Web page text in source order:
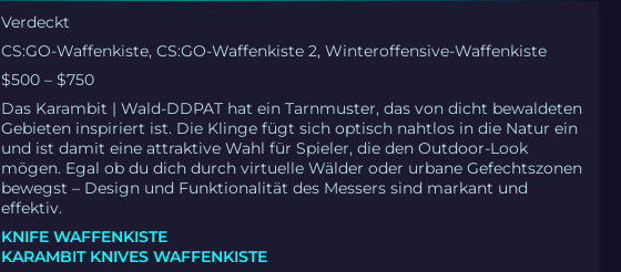
Verdeckt
CS:GO-Waffenkiste, CS:GO-Waffenkiste 2, Winteroffensive-Waffenkiste
$500 – $750
Das Karambit | Wald-DDPAT hat ein Tarnmuster, das von dicht bewaldeten
Gebieten inspiriert ist. Die Klinge fügt sich optisch nahtlos in die Natur ein
und ist damit eine attraktive Wahl für Spieler, die den Outdoor-Look
mögen. Egal ob du dich durch virtuelle Wälder oder urbane Gefechtszonen
bewegst – Design und Funktionalität des Messers sind markant und
effektiv.
KNIFE WAFFENKISTE
KARAMBIT KNIVES WAFFENKISTE